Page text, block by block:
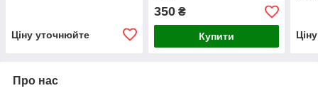
Ціну уточнюйте
350₴
Купити
Про нас